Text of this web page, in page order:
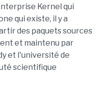
Kernel qui
qui existe, il y a
des paquets sources
et maintenu par
et l'université de
scientifique